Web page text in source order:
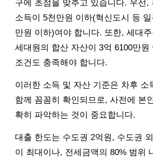
구에 초점을 맞추고 있습니다. 우선,
소득이 5천만원 이하(혁신도시 등
만원 이하)여야 합니다. 또한, 세대
세대원의 합산 자산이 3억 6100만원
조건도 충족해야 합니다.
이러한 소득 및 자산 기준은 차후 소
함께 꼼꼼히 확인되므로, 사전에 본
확히 파악하는 것이 중요합니다.
대출 한도는 수도권 2억원, 수도권
이 최대이나, 전세금액의 80% 범위